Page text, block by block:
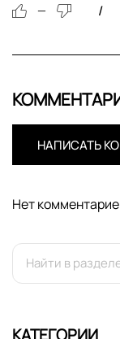
—
НАПИСАТЬ
Нет